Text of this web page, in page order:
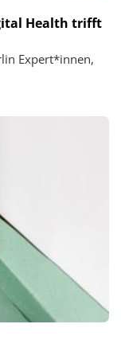
Health trifft
Expert*innen,